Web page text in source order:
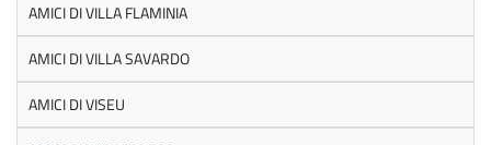
AMICI DI VILLA FLAMINIA
AMICI DI VILLA SAVARDO
AMICI DI VISEU